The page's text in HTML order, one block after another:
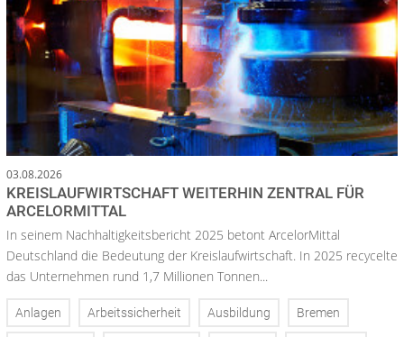
03.08.2026
KREISLAUFWIRTSCHAFT WEITERHIN ZENTRAL FÜR
ARCELORMITTAL
In seinem Nachhaltigkeitsbericht 2025 betont ArcelorMittal
Deutschland die Bedeutung der Kreislaufwirtschaft. In 2025 recycelte
das Unternehmen rund 1,7 Millionen Tonnen...
Anlagen Arbeitssicherheit Ausbildung Bremen